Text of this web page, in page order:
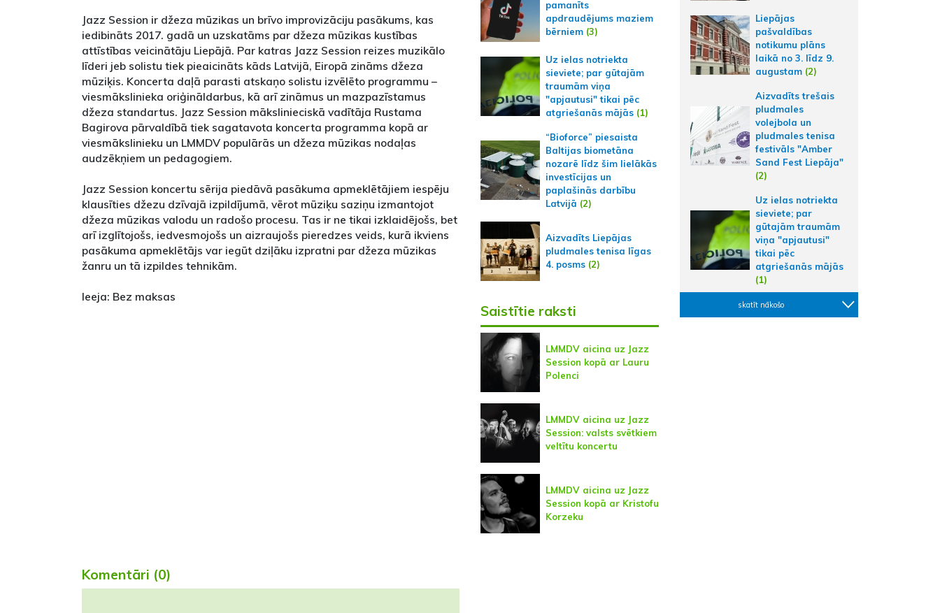
Jazz Session ir džeza mūzikas un brīvo improvizāciju pasākums, kas
iedibināts 2017. gadā un uzskatāms par džeza mūzikas kustības
attīstības veicinātāju Liepājā. Par katras Jazz Session reizes muzikālo
līderi jeb solistu tiek pieaicināts kāds Latvijā, Eiropā zināms džeza
mūziķis. Koncerta daļā parasti atskaņo solistu izvēlēto programmu –
viesmākslinieka oriģināldarbus, kā arī zināmus un mazpazīstamus
džeza standartus. Jazz Session mākslinieciskā vadītāja Rustama
Bagirova pārvaldībā tiek sagatavota koncerta programma kopā ar
viesmākslinieku un LMMDV populārās un džeza mūzikas nodaļas
audzēkņiem un pedagogiem.
Jazz Session koncertu sērija piedāvā pasākuma apmeklētājiem iespēju
klausīties džezu dzīvajā izpildījumā, vērot mūziķu saziņu izmantojot
džeza mūzikas valodu un radošo procesu. Tas ir ne tikai izklaidējošs, bet
arī izglītojošs, iedvesmojošs un aizraujošs pieredzes veids, kurā ikviens
pasākuma apmeklētājs var iegūt dziļāku izpratni par džeza mūzikas
žanru un tā izpildes tehnikām.
Ieeja: Bez maksas
Komentāri (0)
pamanīts
apdraudējums maziem
bērniem(3)
Uz ielas notriekta
sieviete; par gūtajām
traumām viņa
"apjautusi" tikai pēc
atgriešanās mājās(1)
“Bioforce” piesaista
Baltijas biometāna
nozarē līdz šim lielākās
investīcijas un
paplašinās darbību
Latvijā (2)
Aizvadīts Liepājas
pludmales tenisa līgas
4. posms(2)
Saistītie raksti
LMMDV aicina uz Jazz
Session kopā ar Lauru
Polenci
LMMDV aicina uz Jazz
Session: valsts svētkiem
veltītu koncertu
LMMDV aicina uz Jazz
Session kopā ar Kristofu
Korzeku
Liepājas
pašvaldības
notikumu plāns
laikā no 3. līdz 9.
augustam (2)
Aizvadīts trešais
pludmales
volejbola un
pludmales tenisa
festivāls "Amber
Sand Fest Liepāja"
(2)
Uz ielas notriekta
sieviete; par
gūtajām traumām
viņa "apjautusi"
tikai pēc
atgriešanās mājās
(1)
skatīt nākošo